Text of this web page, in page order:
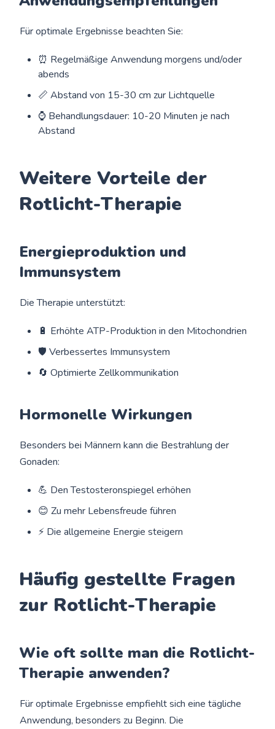
Für optimale Ergebnisse beachten Sie:
⏰ Regelmäßige Anwendung morgens und/oder
abends
📏 Abstand von 15-30 cm zur Lichtquelle
⌚ Behandlungsdauer: 10-20 Minuten je nach
Abstand
Weitere Vorteile der
Rotlicht-Therapie
Energieproduktion und
Immunsystem
Die Therapie unterstützt:
🔋 Erhöhte ATP-Produktion in den Mitochondrien
🛡️ Verbessertes Immunsystem
🔄 Optimierte Zellkommunikation
Hormonelle Wirkungen
Besonders bei Männern kann die Bestrahlung der
Gonaden:
💪 Den Testosteronspiegel erhöhen
😊 Zu mehr Lebensfreude führen
⚡ Die allgemeine Energie steigern
Häufig gestellte Fragen
zur Rotlicht-Therapie
Wie oft sollte man die Rotlicht-
Therapie anwenden?
Für optimale Ergebnisse empfiehlt sich eine tägliche
Anwendung, besonders zu Beginn. Die